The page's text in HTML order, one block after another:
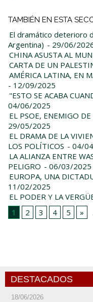
TAMBIÉN EN ESTA
El dramático deterioro
Argentina) - 29/06/
CHINA ASUSTA AL
CARTA DE UN
AMÉRICA LATINA, EN
- 12/09/2025
"ESTO SE ACABA
04/06/2025
EL PSOE, ENEMIGO DE
29/05/2025
EL DRAMA DE LA
LOS POLÍTICOS - 04/
LA ALIANZA ENTRE
PELIGRO - 06/03/2025
EUROPA, UNA
11/02/2025
EL PODER Y LA
1
2 3 4 5 »
DESTACADOS
18/06/2026